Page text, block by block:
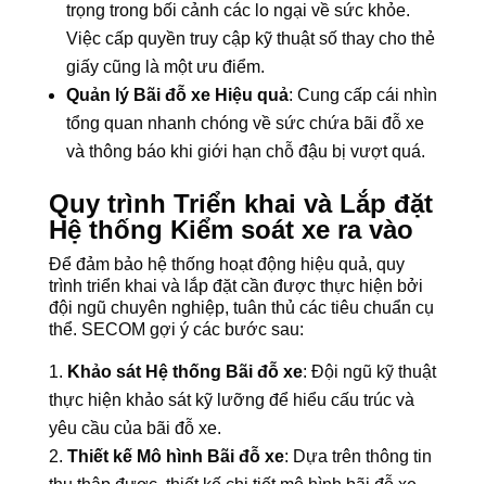
trọng trong bối cảnh các lo ngại về sức khỏe.
Việc cấp quyền truy cập kỹ thuật số thay cho thẻ
giấy cũng là một ưu điểm.
Quản lý Bãi đỗ xe Hiệu quả: Cung cấp cái nhìn
tổng quan nhanh chóng về sức chứa bãi đỗ xe
và thông báo khi giới hạn chỗ đậu bị vượt quá.
Quy trình Triển khai và Lắp đặt
Hệ thống Kiểm soát xe ra vào
Để đảm bảo hệ thống hoạt động hiệu quả, quy
trình triển khai và lắp đặt cần được thực hiện bởi
đội ngũ chuyên nghiệp, tuân thủ các tiêu chuẩn cụ
thể. SECOM gợi ý các bước sau:
Khảo sát Hệ thống Bãi đỗ xe: Đội ngũ kỹ thuật
thực hiện khảo sát kỹ lưỡng để hiểu cấu trúc và
yêu cầu của bãi đỗ xe.
Thiết kế Mô hình Bãi đỗ xe: Dựa trên thông tin